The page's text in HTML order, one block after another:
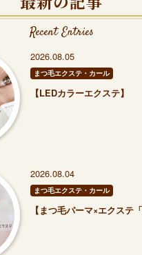
Recent Entries
2026.08.05
まつ毛エクステ・カール
【LEDカラーエクステ】
2026.08.04
まつ毛エクステ・カール
【まつ毛パーマ×エクステ